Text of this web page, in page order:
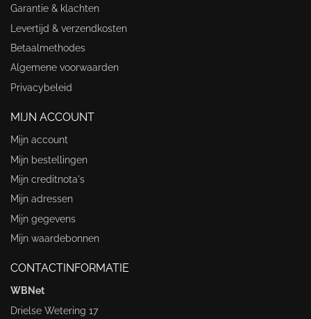
Garantie & klachten
Levertijd & verzendkosten
Betaalmethodes
Algemene voorwaarden
Privacybeleid
MIJN ACCOUNT
Mijn account
Mijn bestellingen
Mijn creditnota's
Mijn adressen
Mijn gegevens
Mijn waardebonnen
CONTACTINFORMATIE
WBNet
Drielse Wetering 17